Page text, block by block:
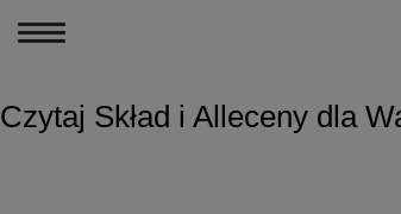
MENU
Czytaj Skład i Alleceny dla